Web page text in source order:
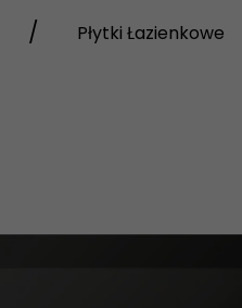
Płytki Łazienkowe